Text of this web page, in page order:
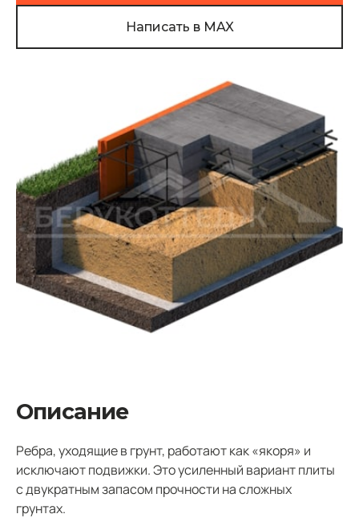
Написать в MAX
Описание
Ребра, уходящие в грунт, работают как «якоря» и
исключают подвижки. Это усиленный вариант плиты
с двукратным запасом прочности на сложных
грунтах.